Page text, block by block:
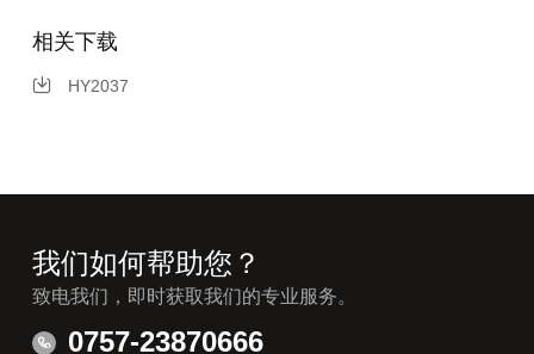
相关下载
HY2037
我们如何帮助您？
致电我们，即时获取我们的专业服务。
0757-23870666